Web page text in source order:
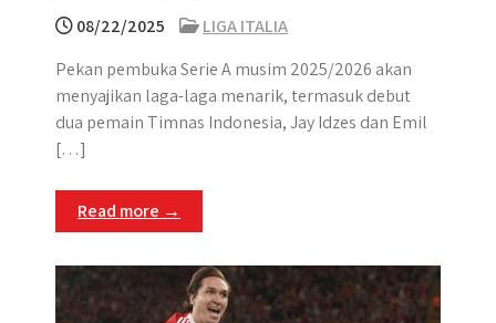
08/22/2025
LIGA ITALIA
Pekan pembuka Serie A musim 2025/2026 akan
menyajikan laga-laga menarik, termasuk debut
dua pemain Timnas Indonesia, Jay Idzes dan Emil
[…]
Read more →